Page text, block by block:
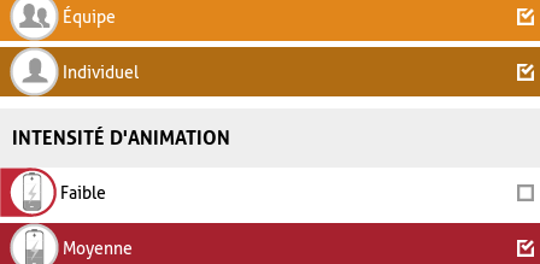
Équipe
Individuel
INTENSITÉ D'ANIMATION
Faible
Moyenne